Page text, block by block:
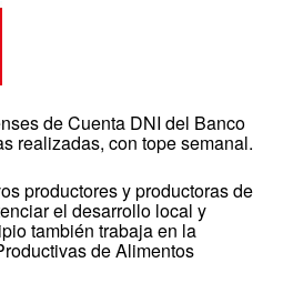
de Cuenta DNI del Banco
realizadas, con tope semanal.
productores y productoras de
el desarrollo local y
también trabaja en la
de Alimentos